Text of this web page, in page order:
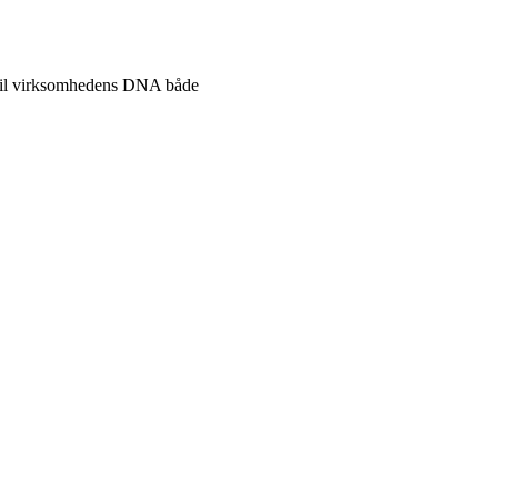
virksomhedens DNA både